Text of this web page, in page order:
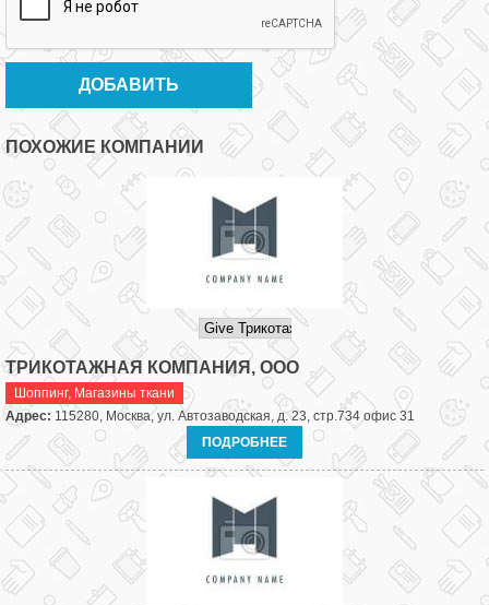
ПОХОЖИЕ КОМПАНИИ
ТРИКОТАЖНАЯ КОМПАНИЯ, ООО
Шоппинг, Магазины ткани
Адрес: 115280, Москва, ул. Автозаводская, д. 23, стр.734 офис 31
ПОДРОБНЕЕ